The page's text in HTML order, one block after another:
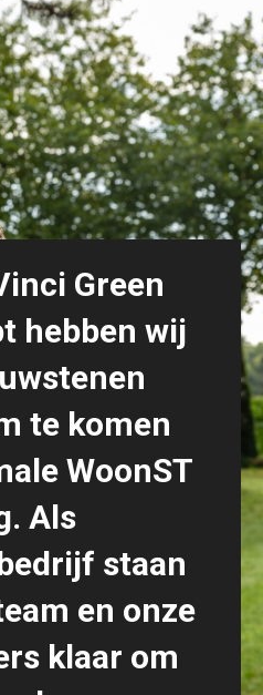
Green
hebben wij
te komen
WoonST
Als
staan
en onze
klaar om